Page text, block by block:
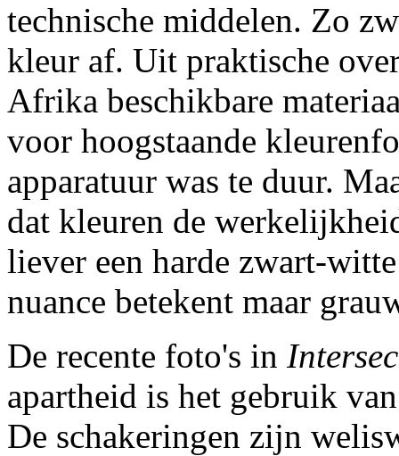
technische middelen. Zo
kleur af. Uit praktische
Afrika beschikbare
voor hoogstaande
apparatuur was te duur.
dat kleuren de
liever een harde zwart-
nuance betekent maar
De recente foto's in
apartheid is het gebruik
De schakeringen zijn